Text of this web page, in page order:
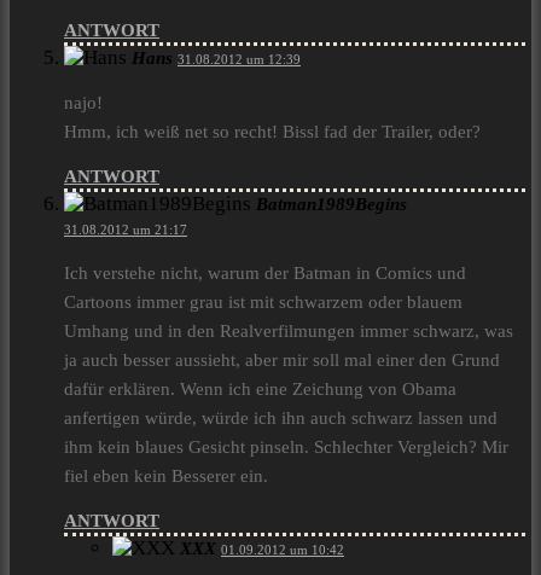
ANTWORT
Hans 31.08.2012 um 12:39
najo!
Hmm, ich weiß net so recht! Bissl fad der Trailer, oder?
ANTWORT
Batman1989Begins
31.08.2012 um 21:17
Ich verstehe nicht, warum der Batman in Comics und
Cartoons immer grau ist mit schwarzem oder blauem
Umhang und in den Realverfilmungen immer schwarz, was
ja auch besser aussieht, aber mir soll mal einer den Grund
dafür erklären. Wenn ich eine Zeichung von Obama
anfertigen würde, würde ich ihn auch schwarz lassen und
ihm kein blaues Gesicht pinseln. Schlechter Vergleich? Mir
fiel eben kein Besserer ein.
ANTWORT
XXX 01.09.2012 um 10:42